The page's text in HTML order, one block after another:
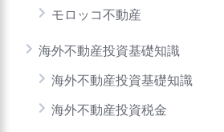
モロッコ不動産
海外不動産投資基礎知識
海外不動産投資基礎知識
海外不動産投資税金